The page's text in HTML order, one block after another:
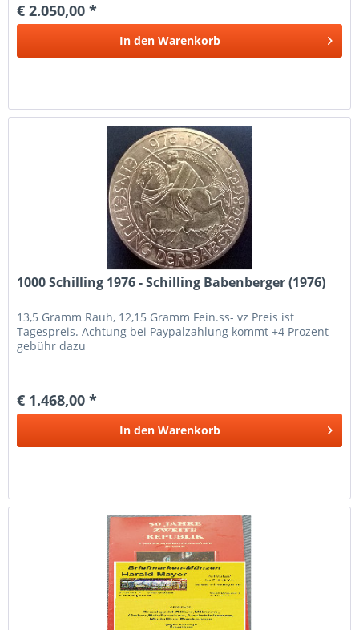
€ 2.050,00 *
In den Warenkorb
1000 Schilling 1976 - Schilling Babenberger (1976)
13,5 Gramm Rauh, 12,15 Gramm Fein.ss- vz Preis ist
Tagespreis. Achtung bei Paypalzahlung kommt +4 Prozent
gebühr dazu
€ 1.468,00 *
In den Warenkorb